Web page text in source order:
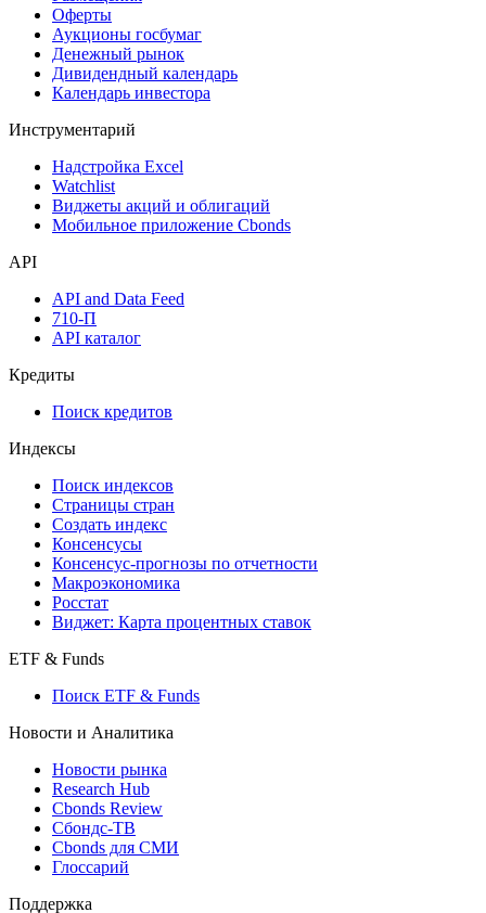
Календарь событий
Дефолты
Размещения
Оферты
Аукционы госбумаг
Денежный рынок
Календарь инвестора
Инструментарий
Надстройка Excel
Мобильное приложение Cbonds
API
API and Data Feed
API каталог
Кредиты
Поиск кредитов
Индексы
Поиск индексов
Страницы стран
Создать индекс
Консенсусы
Консенсус-прогнозы по отчетности
Макроэкономика
Виджет: Карта процентных ставок
ETF & Funds
Поиск ETF & Funds
Новости и Аналитика
Новости рынка
Research Hub
Cbonds Review
Сбондс-ТВ